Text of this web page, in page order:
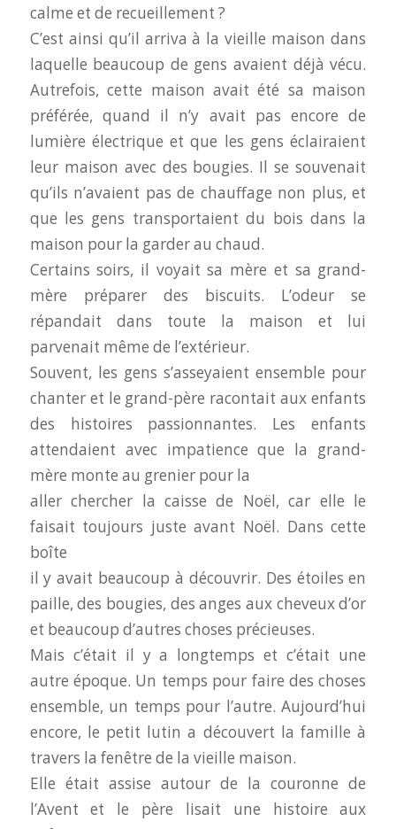
calme et de recueillement ?
C’est ainsi qu’il arriva à la vieille maison dans
laquelle beaucoup de gens avaient déjà vécu.
Autrefois, cette maison avait été sa maison
préférée, quand il n’y avait pas encore de
lumière électrique et que les gens éclairaient
leur maison avec des bougies. Il se souvenait
qu’ils n’avaient pas de chauffage non plus, et
que les gens transportaient du bois dans la
maison pour la garder au chaud.
Certains soirs, il voyait sa mère et sa grand-
mère préparer des biscuits. L’odeur se
répandait dans toute la maison et lui
parvenait même de l’extérieur.
Souvent, les gens s’asseyaient ensemble pour
chanter et le grand-père racontait aux enfants
des histoires passionnantes. Les enfants
attendaient avec impatience que la grand-
mère monte au grenier pour la
aller chercher la caisse de Noël, car elle le
faisait toujours juste avant Noël. Dans cette
boîte
il y avait beaucoup à découvrir. Des étoiles en
paille, des bougies, des anges aux cheveux d’or
et beaucoup d’autres choses précieuses.
Mais c’était il y a longtemps et c’était une
autre époque. Un temps pour faire des choses
ensemble, un temps pour l’autre. Aujourd’hui
encore, le petit lutin a découvert la famille à
travers la fenêtre de la vieille maison.
Elle était assise autour de la couronne de
l’Avent et le père lisait une histoire aux